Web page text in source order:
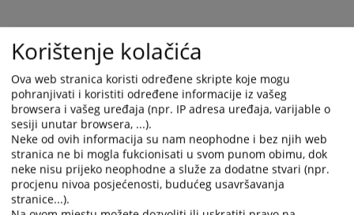
and
select
a
date.
Press
the
question
mark
key
to
get
and
select
a
date.
Press
the
question
mark
key
to
Trenutno nema vijesti
Korištenje kolačića
Ova web stranica koristi određene skripte koje mogu
pohranjivati i koristiti određene informacije iz vašeg
browsera i vašeg uređaja (npr. IP adresa uređaja, varijable o
sesiji unutar browsera, ...).
Neke od ovih informacija su nam neophodne i bez njih web
stranica ne bi mogla fukcionisati u svom punom obimu, dok
neke nisu prijeko neophodne a služe za dodatne stvari (npr.
procjenu nivoa posjećenosti, budućeg usavršavanja
stranice...).